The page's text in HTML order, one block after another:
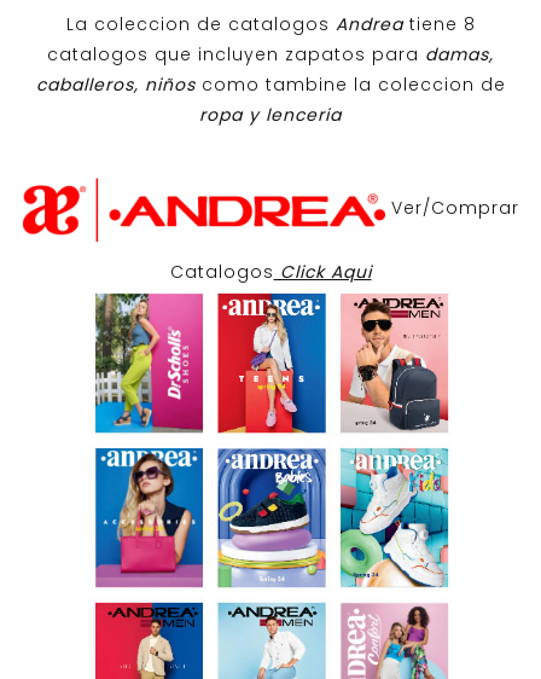
La coleccion de catalogos Andreatiene 8
catalogos que incluyen zapatos para damas,
caballeros, niños como tambine la coleccion de
ropa y lenceria
Ver/Comprar
Catalogos Click Aqui